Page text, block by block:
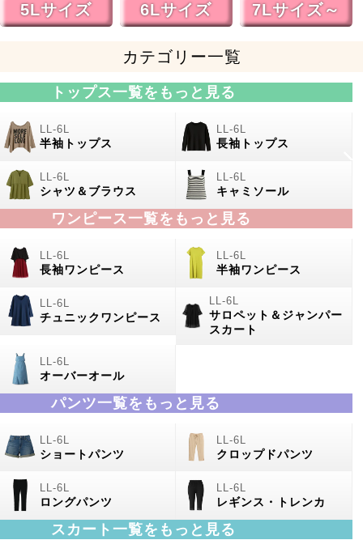
5Lサイズ
6Lサイズ 7Lサイズ～
カテゴリー一覧
トップス一覧をもっと見る
半袖トップス 長袖トップス
シャツ＆ブラウス キャミソール
ワンピース一覧をもっと見る
長袖ワンピース 半袖ワンピース
チュニックワンピース
サロペット＆ジャンパー
スカート
オーバーオール
パンツ一覧をもっと見る
ショートパンツ クロップドパンツ
ロングパンツ レギンス・トレンカ
スカート一覧をもっと見る